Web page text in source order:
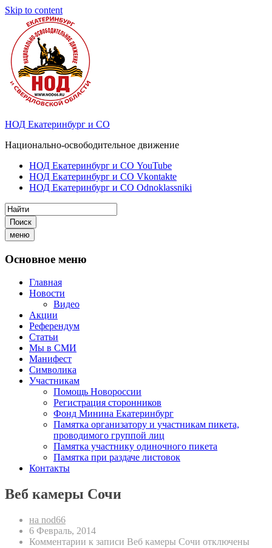
Skip to content
НОД Екатеринбург и СО
Национально-освободительное движение
НОД Екатеринбург и СО YouTube
НОД Екатеринбург и СО Vkontakte
НОД Екатеринбург и СО Odnoklassniki
Поиск
меню
Основное меню
Главная
Новости
Видео
Акции
Референдум
Статьи
Мы в СМИ
Манифест
Символика
Участникам
Помощь Новороссии
Регистрация сторонников
Фонд Минина Екатеринбург
Памятка организатору и участникам пикета,
проводимого группой лиц
Памятка участнику одиночного пикета
Памятка при раздаче листовок
Контакты
Веб камеры Сочи
на nod66
6 Февраль, 2014
Комментарии к записи Веб камеры Сочи отключены